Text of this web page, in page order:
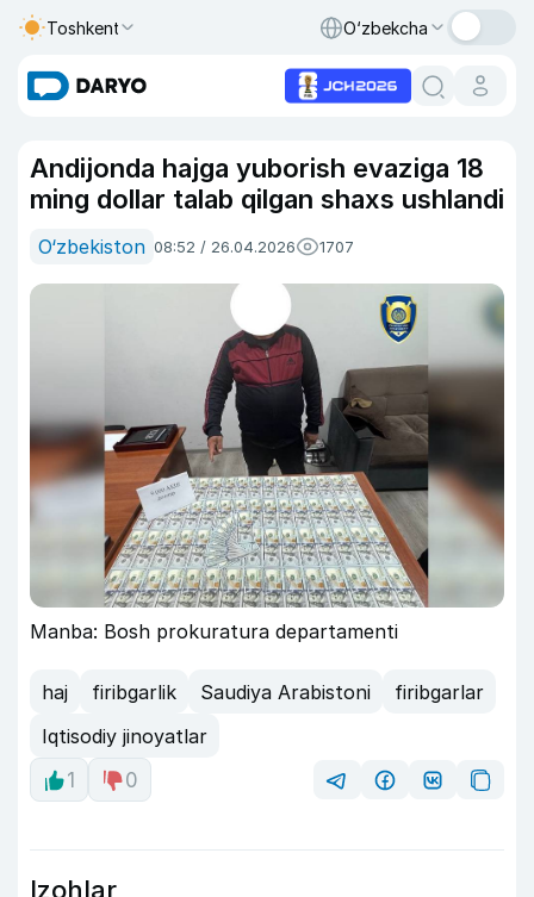
Toshkent O‘zbekcha
Andijonda hajga yuborish evaziga 18
ming dollar talab qilgan shaxs ushlandi
O‘zbekiston 08:52 / 26.04.2026 1707
Manba: Bosh prokuratura departamenti
haj firibgarlik Saudiya Arabistoni
firibgarlar
Iqtisodiy jinoyatlar
1
0
Izohlar